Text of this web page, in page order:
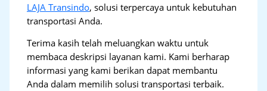
LAJA Transindo, solusi terpercaya untuk kebutuhan
transportasi Anda.
Terima kasih telah meluangkan waktu untuk
membaca deskripsi layanan kami. Kami berharap
informasi yang kami berikan dapat membantu
Anda dalam memilih solusi transportasi terbaik.